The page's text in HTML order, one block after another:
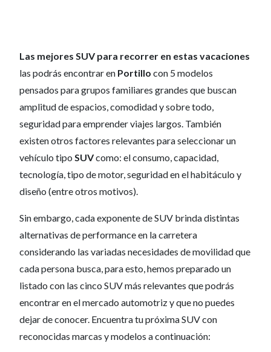
Las mejores SUV para recorrer en estas vacaciones
las podrás encontrar en Portillo con 5 modelos
pensados para grupos familiares grandes que buscan
amplitud de espacios, comodidad y sobre todo,
seguridad para emprender viajes largos. También
existen otros factores relevantes para seleccionar un
vehículo tipo SUVcomo: el consumo, capacidad,
tecnología, tipo de motor, seguridad en el habitáculo y
diseño (entre otros motivos).
Sin embargo, cada exponente de SUV brinda distintas
alternativas de performance en la carretera
considerando las variadas necesidades de movilidad que
cada persona busca, para esto, hemos preparado un
listado con las cinco SUV más relevantes que podrás
encontrar en el mercado automotriz y que no puedes
dejar de conocer. Encuentra tu próxima SUV con
reconocidas marcas y modelos a continuación: